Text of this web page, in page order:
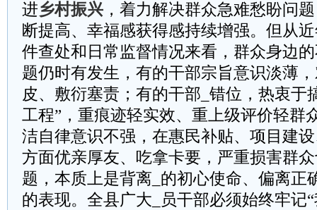
进乡村振兴 ，着力解决群众急难愁盼问
断提高、幸福感获得感持续增强。但从
件查处和日常监督情况来看，群众身边
题仍时有发生，有的干部宗旨意识淡薄
皮、敷衍塞责；有的干部_错位，热衷于
工程”，重痕迹轻实效、重上级评价轻群
洁自律意识不强，在惠民补贴、项目建
方面优亲厚友、吃拿卡要，严重损害群
题，本质上是背离_的初心使命、偏离正
的表现。全县广大_员干部必须始终牢记